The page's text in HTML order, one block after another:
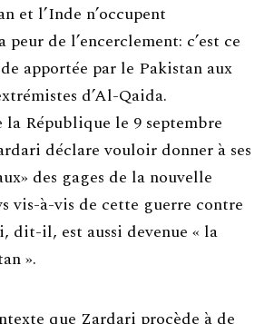
et l’Inde n’occupent
peur de l’encerclement: c’est ce
apportée par le Pakistan aux
d’Al-Qaida.
République le 9 septembre
déclare vouloir donner à ses
des gages de la nouvelle
vis-à-vis de cette guerre contre
dit-il, est aussi devenue « la
».
que Zardari procède à de